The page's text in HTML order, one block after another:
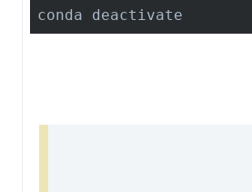
conda deactivate